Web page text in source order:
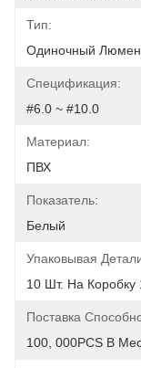
Тип:
Одиночный Люмен
Спецификация:
#6.0 ~ #10.0
Материал:
ПВХ
Показатель:
Белый
Упаковывая
10 Шт. На Коробку
Поставка
100, 000PCS В